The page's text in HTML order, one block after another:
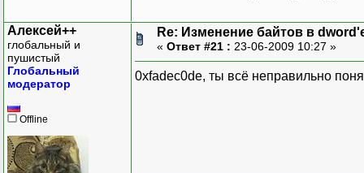
Алексей++
глобальный и
пушистый
Глобальный
модератор
Offline
Re: Изменение байтов в
« Ответ #21 : 23-06-2009 10:27 »
0xfadec0de, ты всё неправильно